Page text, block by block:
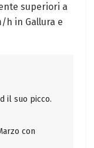
superiori a
h in Gallura e
il suo picco.
con